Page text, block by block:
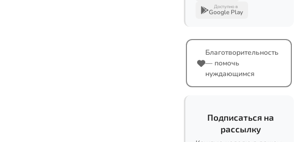
Доступно в
Google Play
Благотворительность
— помочь
нуждающимся
Подписаться на
рассылку